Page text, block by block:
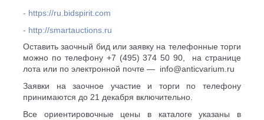
- https://ru.bidspirit.com
- http://smartauctions.ru
Оставить заочный бид или заявку на телефонные торги
можно по телефону +7 (495) 374 50 90, на странице
лота или по электронной почте — info@anticvarium.ru
Заявки на заочное участие и торги по телефону
принимаются до 21 декабря включительно.
Все ориентировочные цены в каталоге указаны в